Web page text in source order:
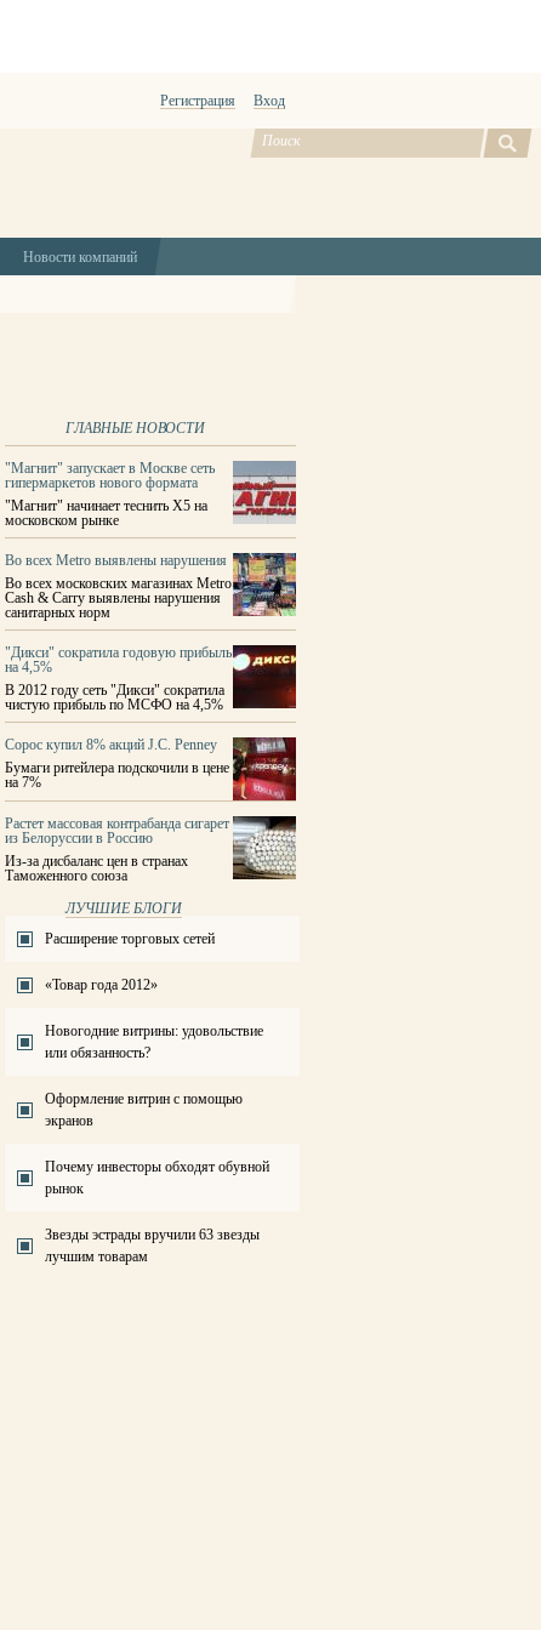
Регистрация Вход
Новости компаний
ГЛАВНЫЕ НОВОСТИ
"Магнит" запускает в Москве сеть
гипермаркетов нового формата
"Магнит" начинает теснить X5 на
московском рынке
Во всех Metro выявлены нарушения
Во всех московских магазинах Metro
Cash & Carry выявлены нарушения
санитарных норм
"Дикси" сократила годовую прибыль
на 4,5%
В 2012 году сеть "Дикси" сократила
чистую прибыль по МСФО на 4,5%
Сорос купил 8% акций J.C. Penney
Бумаги ритейлера подскочили в цене
на 7%
Растет массовая контрабанда сигарет
из Белоруссии в Россию
Из-за дисбаланс цен в странах
Таможенного союза
ЛУЧШИЕ БЛОГИ
Расширение торговых сетей
«Товар года 2012»
Новогодние витрины: удовольствие
или обязанность?
Оформление витрин с помощью
экранов
Почему инвесторы обходят обувной
рынок
Звезды эстрады вручили 63 звезды
лучшим товарам